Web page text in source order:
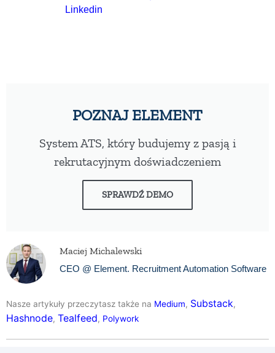
Linkedin
POZNAJ ELEMENT
System ATS, który budujemy z pasją i
rekrutacyjnym doświadczeniem
SPRAWDŹ DEMO
Maciej Michalewski
CEO @ Element. Recruitment Automation Software
Nasze artykuły przeczytasz także na Medium, Substack,
Hashnode, Tealfeed, Polywork